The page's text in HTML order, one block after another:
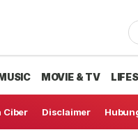
MOVIE & TV
Ciber Disclaimer